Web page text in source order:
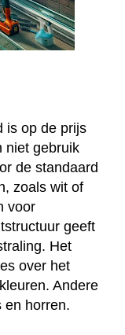
is op de prijs
niet gebruik
de standaard
zoals wit of
voor
geeft
Het
over het
Andere
en horren.